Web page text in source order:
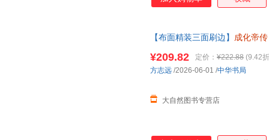
【布面精装三面刷边】 成化帝传
¥209.82 定价： ¥222.88 (9.42
大自然图书专营店
方志远 /2026-06-01 /中华书局